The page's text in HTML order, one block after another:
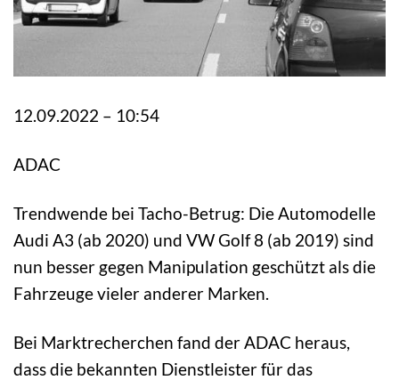
12.09.2022 – 10:54
ADAC
Trendwende bei Tacho-Betrug: Die Automodelle
Audi A3 (ab 2020) und VW Golf 8 (ab 2019) sind
nun besser gegen Manipulation geschützt als die
Fahrzeuge vieler anderer Marken.
Bei Marktrecherchen fand der ADAC heraus,
dass die bekannten Dienstleister für das